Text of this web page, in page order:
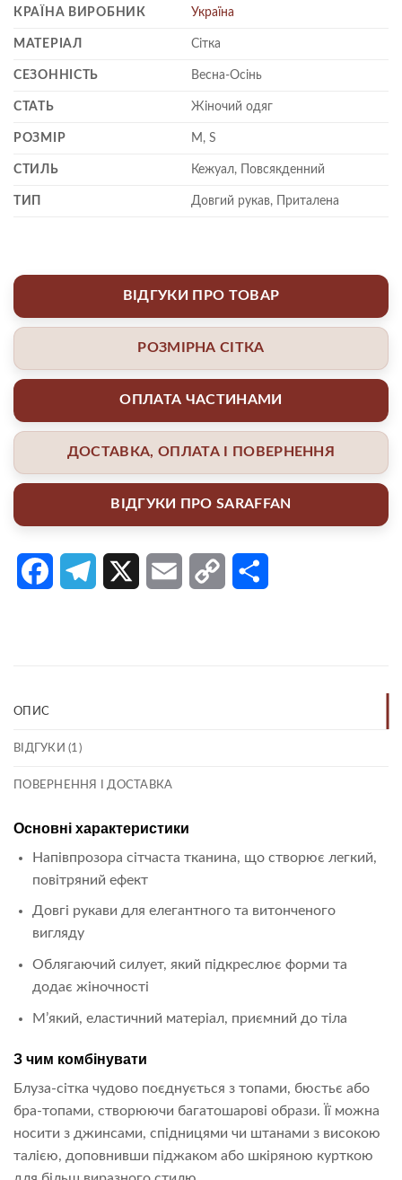
КРАЇНА ВИРОБНИК Україна
МАТЕРІАЛ Сітка
СЕЗОННІСТЬ Весна-Осінь
СТАТЬ Жіночий одяг
РОЗМІР M, S
СТИЛЬ Кежуал, Повсякденний
ТИП Довгий рукав, Приталена
ВІДГУКИ ПРО ТОВАР
РОЗМІРНА СІТКА
ОПЛАТА ЧАСТИНАМИ
ДОСТАВКА, ОПЛАТА І ПОВЕРНЕННЯ
ВІДГУКИ ПРО SARAFFAN
FacebookTelegram Email Copy
ОПИС
ВІДГУКИ (1)
ПОВЕРНЕННЯ І ДОСТАВКА
Основні характеристики
Напівпрозора сітчаста тканина, що створює легкий,
повітряний ефект
Довгі рукави для елегантного та витонченого
вигляду
Облягаючий силует, який підкреслює форми та
додає жіночності
М’який, еластичний матеріал, приємний до тіла
З чим комбінувати
Блуза-сітка чудово поєднується з топами, бюстьє або
бра-топами, створюючи багатошарові образи. Її можна
носити з джинсами, спідницями чи штанами з високою
талією, доповнивши піджаком або шкіряною курткою